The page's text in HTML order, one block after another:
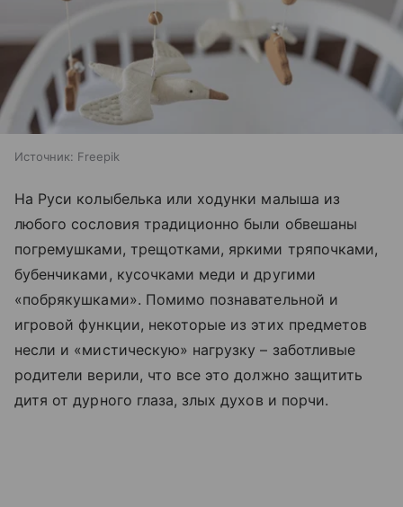
Источник: Freepik
На Руси колыбелька или ходунки малыша из
любого сословия традиционно были обвешаны
погремушками, трещотками, яркими тряпочками,
бубенчиками, кусочками меди и другими
«побрякушками». Помимо познавательной и
игровой функции, некоторые из этих предметов
несли и «мистическую» нагрузку – заботливые
родители верили, что все это должно защитить
дитя от дурного глаза, злых духов и порчи.